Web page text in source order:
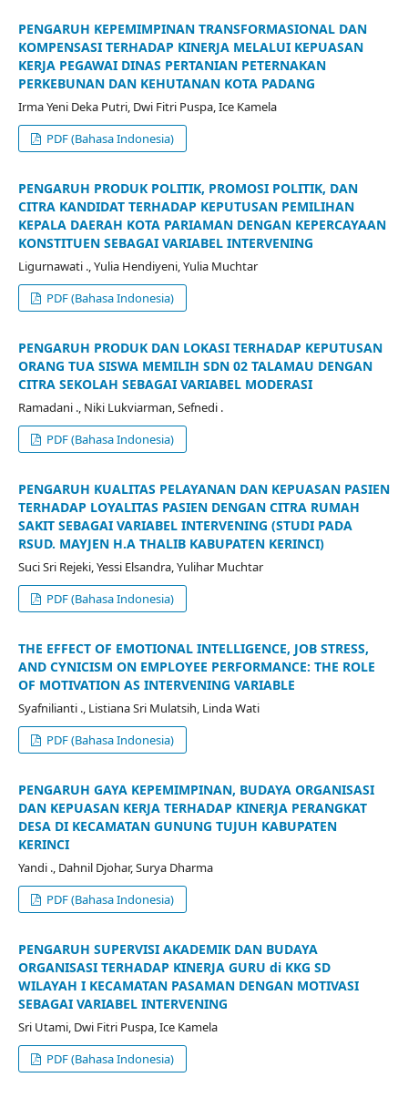
PENGARUH KEPEMIMPINAN TRANSFORMASIONAL DAN
KOMPENSASI TERHADAP KINERJA MELALUI KEPUASAN
KERJA PEGAWAI DINAS PERTANIAN PETERNAKAN
PERKEBUNAN DAN KEHUTANAN KOTA PADANG
Irma Yeni Deka Putri, Dwi Fitri Puspa, Ice Kamela
PDF (Bahasa Indonesia)
PENGARUH PRODUK POLITIK, PROMOSI POLITIK, DAN
CITRA KANDIDAT TERHADAP KEPUTUSAN PEMILIHAN
KEPALA DAERAH KOTA PARIAMAN DENGAN KEPERCAYAAN
KONSTITUEN SEBAGAI VARIABEL INTERVENING
Ligurnawati ., Yulia Hendiyeni, Yulia Muchtar
PDF (Bahasa Indonesia)
PENGARUH PRODUK DAN LOKASI TERHADAP KEPUTUSAN
ORANG TUA SISWA MEMILIH SDN 02 TALAMAU DENGAN
CITRA SEKOLAH SEBAGAI VARIABEL MODERASI
Ramadani ., Niki Lukviarman, Sefnedi .
PDF (Bahasa Indonesia)
PENGARUH KUALITAS PELAYANAN DAN KEPUASAN PASIEN
TERHADAP LOYALITAS PASIEN DENGAN CITRA RUMAH
SAKIT SEBAGAI VARIABEL INTERVENING (STUDI PADA
RSUD. MAYJEN H.A THALIB KABUPATEN KERINCI)
Suci Sri Rejeki, Yessi Elsandra, Yulihar Muchtar
PDF (Bahasa Indonesia)
THE EFFECT OF EMOTIONAL INTELLIGENCE, JOB STRESS,
AND CYNICISM ON EMPLOYEE PERFORMANCE: THE ROLE
OF MOTIVATION AS INTERVENING VARIABLE
Syafnilianti ., Listiana Sri Mulatsih, Linda Wati
PDF (Bahasa Indonesia)
PENGARUH GAYA KEPEMIMPINAN, BUDAYA ORGANISASI
DAN KEPUASAN KERJA TERHADAP KINERJA PERANGKAT
DESA DI KECAMATAN GUNUNG TUJUH KABUPATEN
KERINCI
Yandi ., Dahnil Djohar, Surya Dharma
PDF (Bahasa Indonesia)
PENGARUH SUPERVISI AKADEMIK DAN BUDAYA
ORGANISASI TERHADAP KINERJA GURU di KKG SD
WILAYAH I KECAMATAN PASAMAN DENGAN MOTIVASI
SEBAGAI VARIABEL INTERVENING
Sri Utami, Dwi Fitri Puspa, Ice Kamela
PDF (Bahasa Indonesia)